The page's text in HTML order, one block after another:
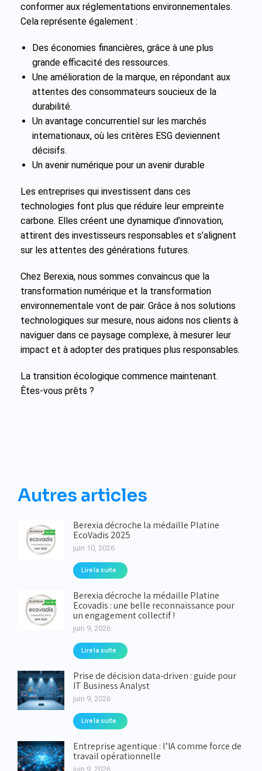
conformer aux réglementations environnementales.
Cela représente également :
Des économies financières, grâce à une plus
grande efficacité des ressources.
Une amélioration de la marque, en répondant aux
attentes des consommateurs soucieux de la
durabilité.
Un avantage concurrentiel sur les marchés
internationaux, où les critères ESG deviennent
décisifs.
Un avenir numérique pour un avenir durable
Les entreprises qui investissent dans ces
technologies font plus que réduire leur empreinte
carbone. Elles créent une dynamique d’innovation,
attirent des investisseurs responsables et s’alignent
sur les attentes des générations futures.
Chez Berexia, nous sommes convaincus que la
transformation numérique et la transformation
environnementale vont de pair. Grâce à nos solutions
technologiques sur mesure, nous aidons nos clients à
naviguer dans ce paysage complexe, à mesurer leur
impact et à adopter des pratiques plus responsables.
La transition écologique commence maintenant.
Êtes-vous prêts ?
Autres articles
Berexia décroche la médaille Platine
EcoVadis 2025
juin 10, 2026
Lire la suite
Berexia décroche la médaille Platine
Ecovadis : une belle reconnaissance pour
un engagement collectif !
juin 9, 2026
Lire la suite
Prise de décision data-driven : guide pour
IT Business Analyst
juin 9, 2026
Lire la suite
Entreprise agentique : l’IA comme force de
travail opérationnelle
juin 9, 2026